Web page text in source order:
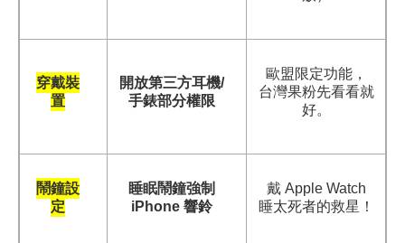
穿戴裝
置
開放第三方耳機/
手錶部分權限
歐盟限定功能，
台灣果粉先看看就
好。
鬧鐘設
定
睡眠鬧鐘強制
iPhone 響鈴
戴 Apple Watch
睡太死者的救星！